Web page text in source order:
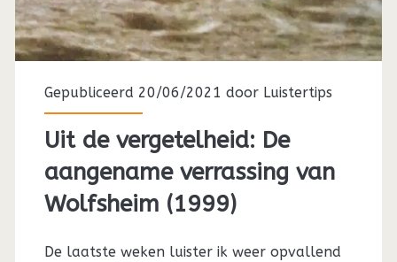
Gepubliceerd 20/06/2021 door Luistertips
Uit de vergetelheid: De
aangename verrassing van
Wolfsheim (1999)
De laatste weken luister ik weer opvallend